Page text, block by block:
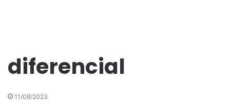
diferencial
11/08/2023